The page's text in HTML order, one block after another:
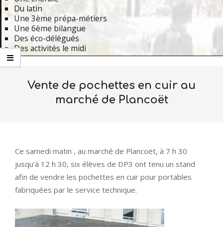
Du latin
Une 3ème prépa-métiers
Une 6ème bilangue
Des éco-délégués
Des activités le midi
Primary
Vente de pochettes en cuir au
marché de Plancoët
Ce samedi matin , au marché de Plancoët, à 7 h 30
jusqu’à 12 h 30, six élèves de DP3 ont tenu un stand
afin de vendre les pochettes en cuir pour portables
fabriquées par le service technique.